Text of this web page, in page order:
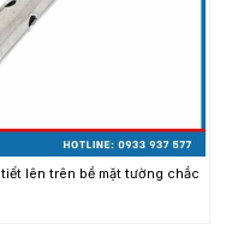
lên trên bề mặt tường chắc